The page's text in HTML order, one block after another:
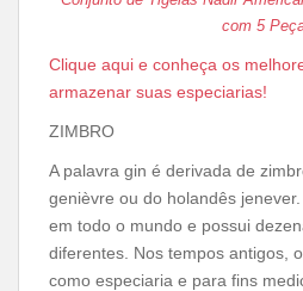
com 5
Clique aqui e conheça os
armazenar suas especiarias!
A palavra gin é derivada de
genièvre ou do holandês
em todo o mundo e possui
diferentes. Nos tempos antigos,
como especiaria e para fins